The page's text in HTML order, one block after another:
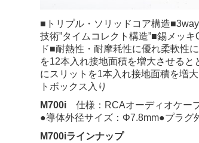
■トリプル・ソリッドコア構造
技術”タイムコレクト構造”■錫メッ
ド■耐熱性・耐摩耗性に優れ柔軟性
を12本入れ接地面積を増大させると
にスリットを1本入れ接地面積を増
トボックス入り
M700i 仕様：RCAオーディオケー
●導体外径サイズ：Φ7.8mm●プラグ
M700iラインナップ